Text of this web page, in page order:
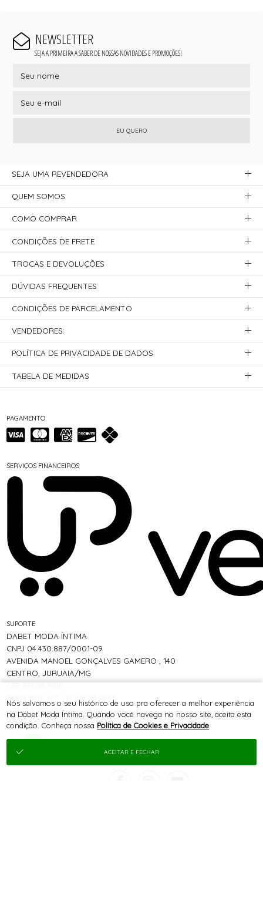
NEWSLETTER
SEJA A PRIMEIRA A SABER DE NOSSAS NOVIDADES E PROMOÇÕES!
EU QUERO
PAGAMENTO
SERVIÇOS FINANCEIROS
SUPORTE
DABET MODA ÍNTIMA
CNPJ 04.430.887/0001-09
AVENIDA MANOEL GONÇALVES GAMERO , 140
CENTRO, JURUAIA/MG
CEP 37805-000
WHATSAPP +55 (35) 99114-0089
flaviadabet@hotmail.com
SEJA UMA REVENDEDORA
QUEM SOMOS
COMO COMPRAR
CONDIÇÕES DE FRETE
TROCAS E DEVOLUÇÕES
DÚVIDAS FREQUENTES
CONDIÇÕES DE PARCELAMENTO
VENDEDORES:
POLÍTICA DE PRIVACIDADE DE DADOS
TABELA DE MEDIDAS
Nós salvamos o seu histórico de uso pra oferecer a melhor experiência
na Dabet Moda Íntima. Quando você navega no nosso site, aceita esta
condição. Conheça nossa Política de Cookies e Privacidade
ACEITAR E FECHAR